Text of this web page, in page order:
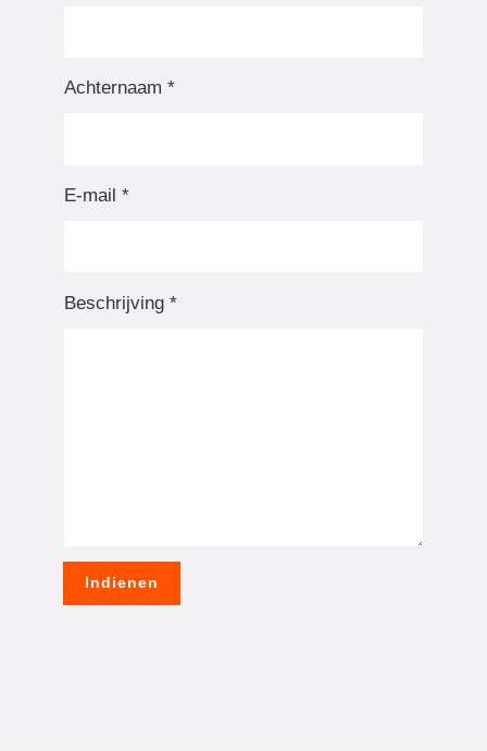
Achternaam*
E-mail*
Beschrijving*